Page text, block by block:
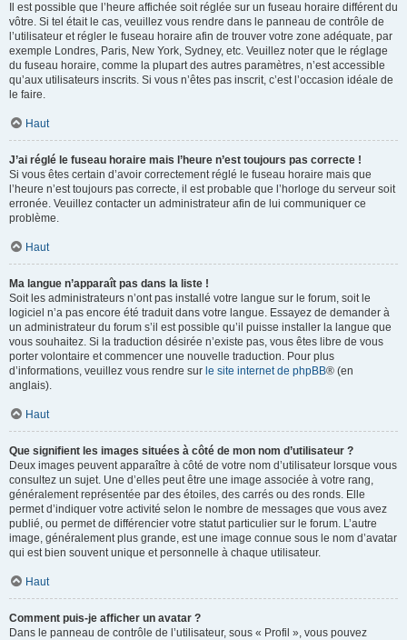
Il est possible que l’heure affichée soit réglée sur un fuseau horaire différent du
vôtre. Si tel était le cas, veuillez vous rendre dans le panneau de contrôle de
l’utilisateur et régler le fuseau horaire afin de trouver votre zone adéquate, par
exemple Londres, Paris, New York, Sydney, etc. Veuillez noter que le réglage
du fuseau horaire, comme la plupart des autres paramètres, n’est accessible
qu’aux utilisateurs inscrits. Si vous n’êtes pas inscrit, c’est l’occasion idéale de
le faire.
Haut
J’ai réglé le fuseau horaire mais l’heure n’est toujours pas correcte !
Si vous êtes certain d’avoir correctement réglé le fuseau horaire mais que
l’heure n’est toujours pas correcte, il est probable que l’horloge du serveur soit
erronée. Veuillez contacter un administrateur afin de lui communiquer ce
problème.
Haut
Ma langue n’apparaît pas dans la liste !
Soit les administrateurs n’ont pas installé votre langue sur le forum, soit le
logiciel n’a pas encore été traduit dans votre langue. Essayez de demander à
un administrateur du forum s’il est possible qu’il puisse installer la langue que
vous souhaitez. Si la traduction désirée n’existe pas, vous êtes libre de vous
porter volontaire et commencer une nouvelle traduction. Pour plus
d’informations, veuillez vous rendre sur le site internet de phpBB® (en
anglais).
Haut
Que signifient les images situées à côté de mon nom d’utilisateur ?
Deux images peuvent apparaître à côté de votre nom d’utilisateur lorsque vous
consultez un sujet. Une d’elles peut être une image associée à votre rang,
généralement représentée par des étoiles, des carrés ou des ronds. Elle
permet d’indiquer votre activité selon le nombre de messages que vous avez
publié, ou permet de différencier votre statut particulier sur le forum. L’autre
image, généralement plus grande, est une image connue sous le nom d’avatar
qui est bien souvent unique et personnelle à chaque utilisateur.
Haut
Comment puis-je afficher un avatar ?
Dans le panneau de contrôle de l’utilisateur, sous « Profil », vous pouvez